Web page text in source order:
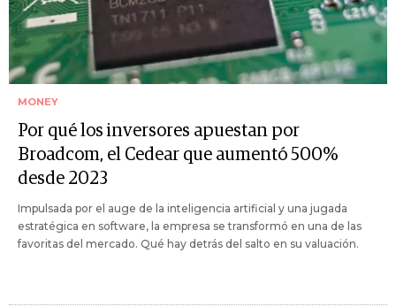
MONEY
Por qué los inversores apuestan por
Broadcom, el Cedear que aumentó 500%
desde 2023
Impulsada por el auge de la inteligencia artificial y una jugada
estratégica en software, la empresa se transformó en una de las
favoritas del mercado. Qué hay detrás del salto en su valuación.